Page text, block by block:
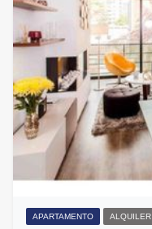
APARTAMENTO ALQUILER